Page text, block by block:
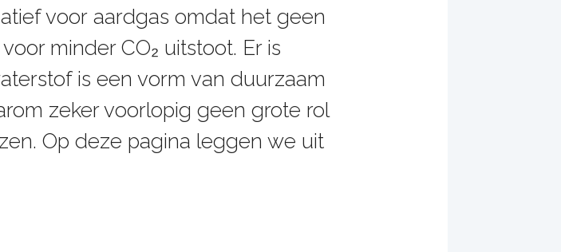
voor aardgas omdat het geen
minder CO₂ uitstoot. Er is
is een vorm van duurzaam
zeker voorlopig geen grote rol
Op deze pagina leggen we uit